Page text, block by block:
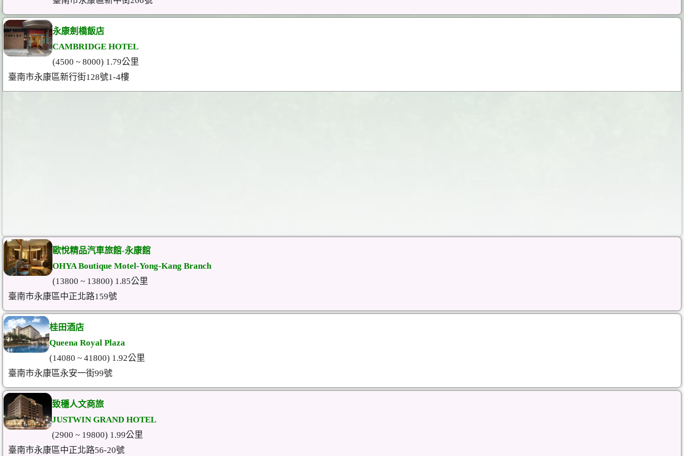
永康劍橋飯店
CAMBRIDGE HOTEL
(4500 ~ 8000) 1.79公里
臺南市永康區新行街128號1-4樓
歐悅精品汽車旅館-永康館
OHYA Boutique Motel-Yong-Kang Branch
(13800 ~ 13800) 1.85公里
臺南市永康區中正北路159號
桂田酒店
Queena Royal Plaza
(14080 ~ 41800) 1.92公里
臺南市永康區永安一街99號
致穩人文商旅
JUSTWIN GRAND HOTEL
(2900 ~ 19800) 1.99公里
臺南市永康區中正北路56-20號